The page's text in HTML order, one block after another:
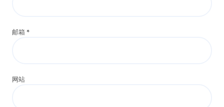
邮箱*
网站